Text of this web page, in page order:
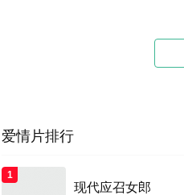
爱情片排行
1
现代应召女郎